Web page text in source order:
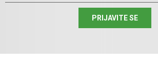
PRIJAVITE SE